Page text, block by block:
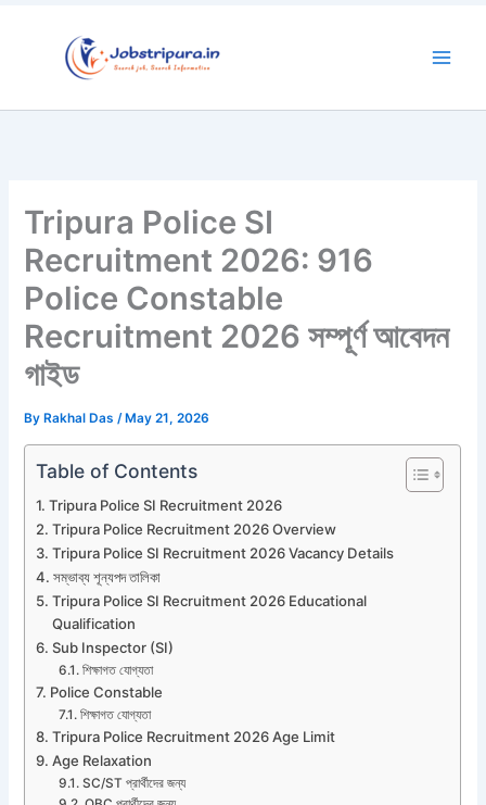
Tripura Police SI
Recruitment 2026: 916
Police Constable
Recruitment 2026 সম্পূর্ণ আবেদন
গাইড
By Rakhal Das/ May 21, 2026
Table of Contents
Tripura Police SI Recruitment 2026
Tripura Police Recruitment 2026 Overview
Tripura Police SI Recruitment 2026 Vacancy Details
সম্ভাব্য শূন্যপদ তালিকা
Tripura Police SI Recruitment 2026 Educational
Qualification
Sub Inspector (SI)
শিক্ষাগত যোগ্যতা
Police Constable
শিক্ষাগত যোগ্যতা
Tripura Police Recruitment 2026 Age Limit
Age Relaxation
SC/ST প্রার্থীদের জন্য